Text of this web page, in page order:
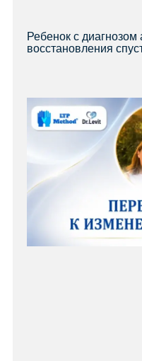
Ребенок с диагнозом
восстановления